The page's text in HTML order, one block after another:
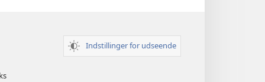
Indstillinger for udseende